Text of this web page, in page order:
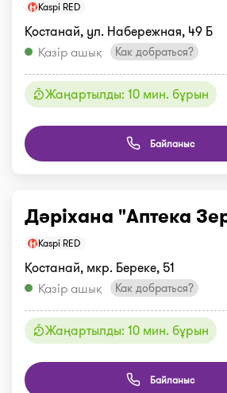
Kaspi RED
Қостанай, ул. Набережная, 49 Б
Қазір ашық
Как добраться?
Жаңартылды: 10 мин. бұрын
Байланыс
Дәріхана "Аптека
Kaspi RED
Қостанай, мкр. Береке, 51
Қазір ашық
Как добраться?
Жаңартылды: 10 мин. бұрын
Байланыс